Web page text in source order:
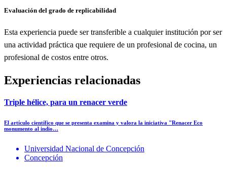
Evaluación del grado de replicabilidad
Esta experiencia puede ser transferible a cualquier institución por ser
una actividad práctica que requiere de un profesional de cocina, un
profesional de costos entre otros.
Experiencias relacionadas
Triple hélice, para un renacer verde
El artículo científico que se presenta examina y valora la iniciativa "Renacer Eco
monumento al indio…
Universidad Nacional de Concepción
Concepción